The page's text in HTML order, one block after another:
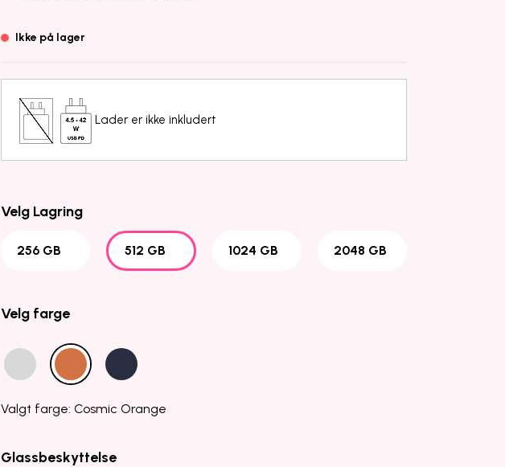
Ikke på lager
Lader er ikke inkludert
Velg Lagring
256 GB 512 GB 1024 GB 2048 GB
Velg farge
Valgt farge: Cosmic Orange
Glassbeskyttelse